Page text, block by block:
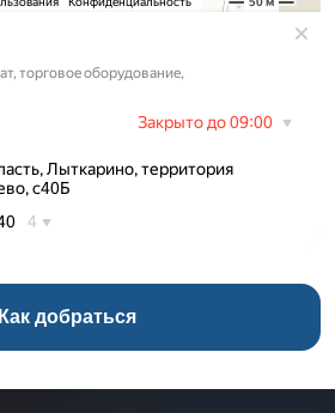
Как добраться